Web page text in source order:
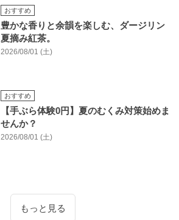
おすすめ
豊かな香りと余韻を楽しむ、ダージリン
夏摘み紅茶。
2026/08/01 (土)
おすすめ
【手ぶら体験0円】夏のむくみ対策始めま
せんか？
2026/08/01 (土)
もっと見る